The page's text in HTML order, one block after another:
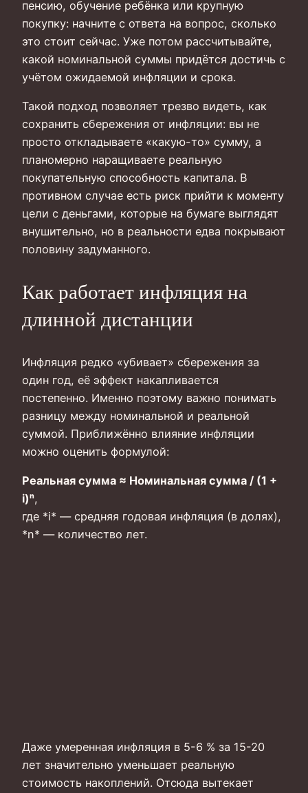
пенсию, обучение ребёнка или крупную
покупку: начните с ответа на вопрос, сколько
это стоит сейчас. Уже потом рассчитывайте,
какой номинальной суммы придётся достичь с
учётом ожидаемой инфляции и срока.
Такой подход позволяет трезво видеть, как
сохранить сбережения от инфляции: вы не
просто откладываете «какую-то» сумму, а
планомерно наращиваете реальную
покупательную способность капитала. В
противном случае есть риск прийти к моменту
цели с деньгами, которые на бумаге выглядят
внушительно, но в реальности едва покрывают
половину задуманного.
Как работает инфляция на
длинной дистанции
Инфляция редко «убивает» сбережения за
один год, её эффект накапливается
постепенно. Именно поэтому важно понимать
разницу между номинальной и реальной
суммой. Приближённо влияние инфляции
можно оценить формулой:
Реальная сумма ≈ Номинальная сумма / (1 +
i)ⁿ,
где *i* — средняя годовая инфляция (в долях),
*n* — количество лет.
Даже умеренная инфляция в 5-6 % за 15-20
лет значительно уменьшает реальную
стоимость накоплений. Отсюда вытекает